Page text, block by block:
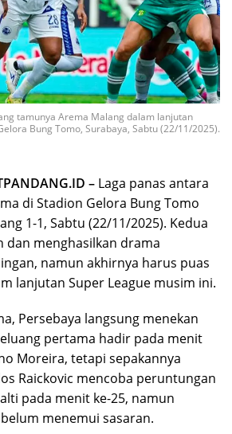
tamunya Arema Malang dalam lanjutan
Bung Tomo, Surabaya, Sabtu (22/11/2025).
– Laga panas antara
di Stadion Gelora Bung Tomo
1-1, Sabtu (22/11/2025). Kedua
dan menghasilkan drama
namun akhirnya harus puas
lanjutan Super League musim ini.
Persebaya langsung menekan
pertama hadir pada menit
Moreira, tetapi sepakannya
Raickovic mencoba peruntungan
pada menit ke-25, namun
menemui sasaran.